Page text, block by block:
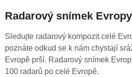
Radarový snímek Evropy
Sledujte radarový kompozit celé
poznáte odkud se k nám chystají
Evropě prší. Radarový snímek
100 radarů po celé Evropě.